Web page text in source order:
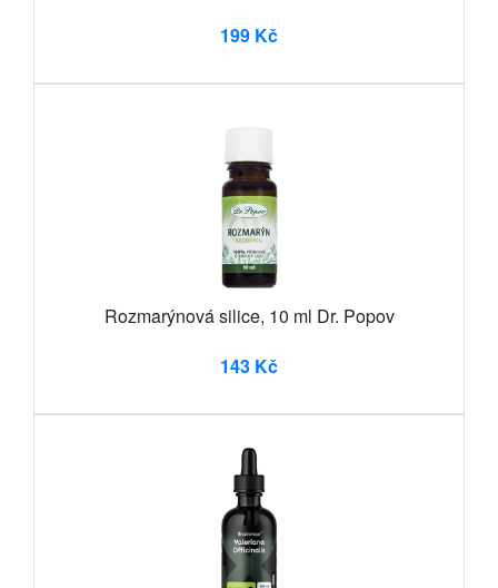
199 Kč
Rozmarýnová silice, 10 ml Dr. Popov
143 Kč